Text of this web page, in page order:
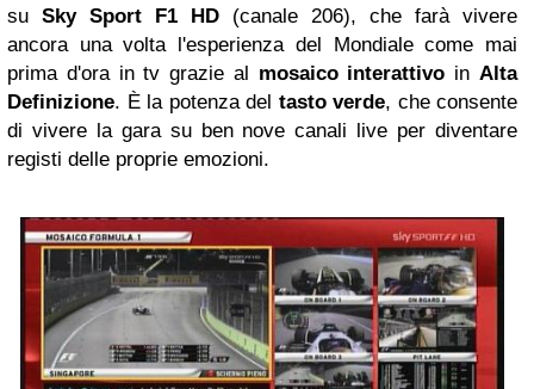
su Sky Sport F1 HD (canale 206), che farà vivere
ancora una volta l'esperienza del Mondiale come mai
prima d'ora in tv grazie al mosaico interattivo inAlta
Definizione. È la potenza del tasto verde, che consente
di vivere la gara su ben nove canali live per diventare
registi delle proprie emozioni.